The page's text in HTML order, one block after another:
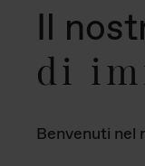
Il
di
Benvenuti nel